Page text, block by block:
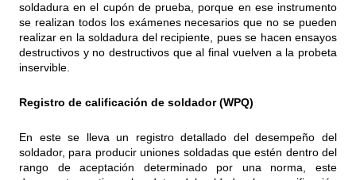
soldadura en el cupón de prueba, porque en ese instrumento
se realizan todos los exámenes necesarios que no se pueden
realizar en la soldadura del recipiente, pues se hacen ensayos
destructivos y no destructivos que al final vuelven a la probeta
inservible.
Registro de calificación de soldador (WPQ)
En este se lleva un registro detallado del desempeño del
soldador, para producir uniones soldadas que estén dentro del
rango de aceptación determinado por una norma, este